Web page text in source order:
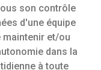
son contrôle
d'une équipe
maintenir et/ou
dans la
à toute